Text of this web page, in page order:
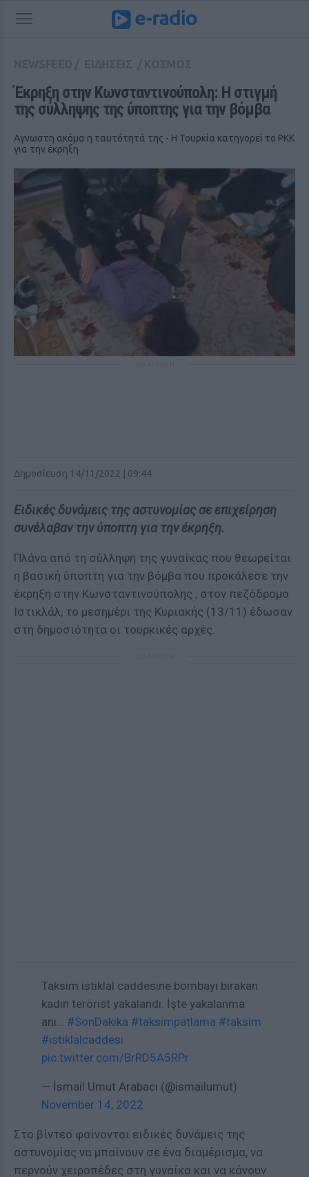
Έκρηξη στην Κωνσταντινούπολη: Η στιγμή
της σύλληψης της ύποπτης για την βόμβα
Αγνωστη ακόμα η ταυτότητά της - Η Τουρκία κατηγορεί το ΡΚΚ
για την έκρηξη
Δημοσίευση 14/11/2022 | 09:44
Ειδικές δυνάμεις της αστυνομίας σε επιχείρηση
συνέλαβαν την ύποπτη για την έκρηξη.
Πλάνα από τη σύλληψη της γυναίκας που θεωρείται
η βασική ύποπτη για την βόμβα που προκάλεσε την
έκρηξη στην Κωνσταντινούπολης , στον πεζόδρομο
Ιστικλάλ, το μεσημέρι της Κυριακής (13/11) έδωσαν
στη δημοσιότητα οι τουρκικές αρχές.
Taksim istiklal caddesine bombayı bırakan
kadın terörist yakalandı. İşte yakalanma
anı… #SonDakika #taksimpatlama #taksim
#istiklalcaddesi
pic.twitter.com/BrRD5A5RPr
— İsmail Umut Arabacı (@ismailumut)
November 14, 2022
Στο βίντεο φαίνονται ειδικές δυνάμεις της
αστυνομίας να μπαίνουν σε ένα διαμέρισμα, να
περνούν χειροπέδες στη γυναίκα και να κάνουν